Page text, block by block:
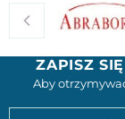
ZAPISZ
Aby